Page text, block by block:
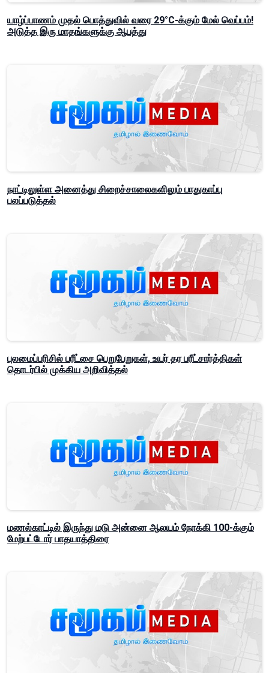
யாழ்ப்பாணம் முதல் பொத்துவில் வரை 29°C-க்கும் மேல் வெப்பம்!
அடுத்த இரு மாதங்களுக்கு ஆபத்து
நாட்டிலுள்ள அனைத்து சிறைச்சாலைகளிலும் பாதுகாப்பு
பலப்படுத்தல்
புலமைப்பரிசில் பரீட்சை பெறுபேறுகள், உயர் தர பரீட்சார்த்திகள்
தொடர்பில் முக்கிய அறிவித்தல்
மணல்காட்டில் இருந்து மடு அன்னை ஆலயம் நோக்கி 100-க்கும்
மேற்பட்டோர் பாதயாத்திரை